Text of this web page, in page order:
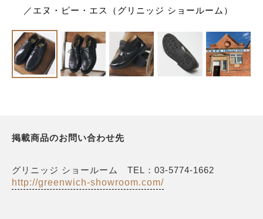
／エヌ・ピー・エス（グリニッジ ショールーム）
掲載商品のお問い合わせ先
グリニッジ ショールーム TEL：03-5774-1662
http://greenwich-showroom.com/